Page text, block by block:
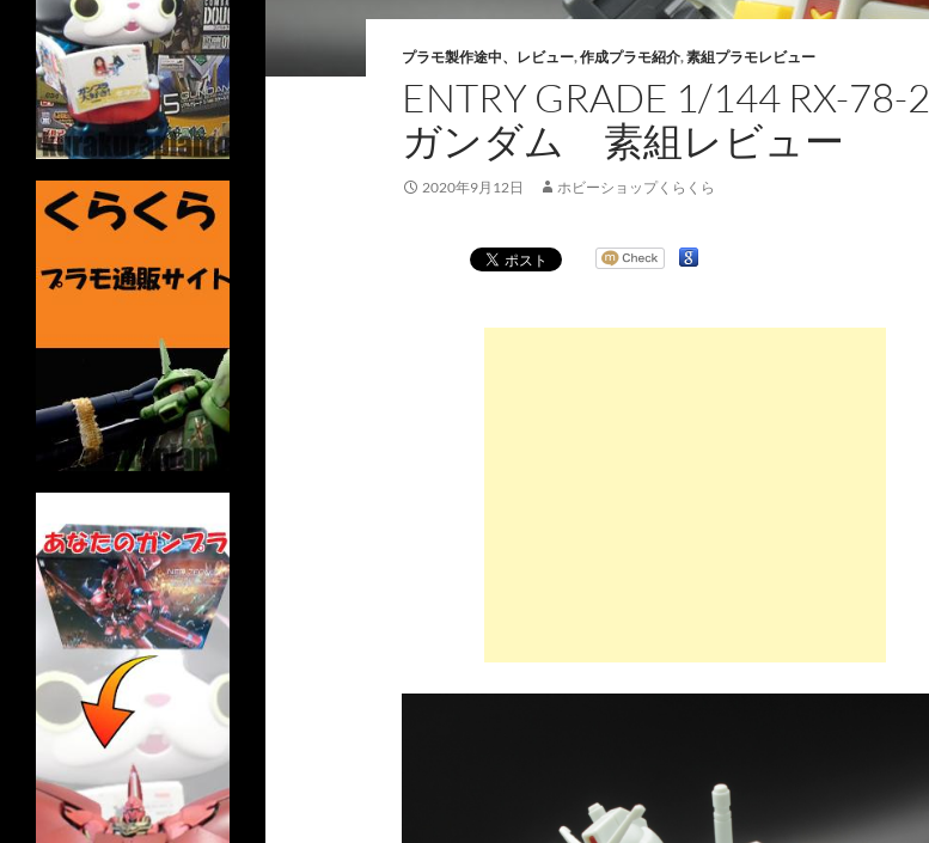
プラモ製作途中、レビュー,作成プラモ紹介,素組プラモレビュー
ENTRY GRADE 1/144 RX-78-2
ガンダム 素組レビュー
2020年9月12日 ホビーショップくらくら